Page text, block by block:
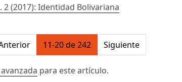
(2017): Identidad Bolivariana
11-20 de 242 Siguiente
para este artículo.